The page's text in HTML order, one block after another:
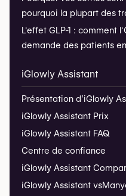
pourquoi la plupart des
L'effet GLP-1 : comment
demande des patients
iGlowly Assistant
Présentation d’iGlowly
iGlowly Assistant Prix
iGlowly Assistant FAQ
Centre de confiance
iGlowly Assistant
iGlowly Assistant vs